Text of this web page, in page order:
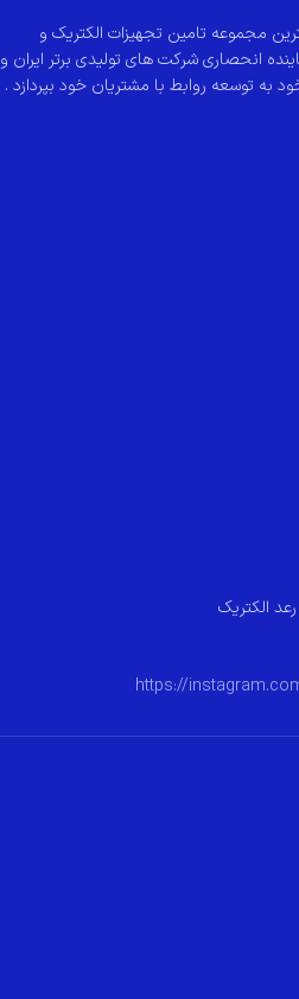
مجموعه تامین تجهیزات الکتریک و
انحصاری شرکت های تولیدی برتر ایران و
به توسعه روابط با مشتریان خود بپردازد .
الکتریک
https://